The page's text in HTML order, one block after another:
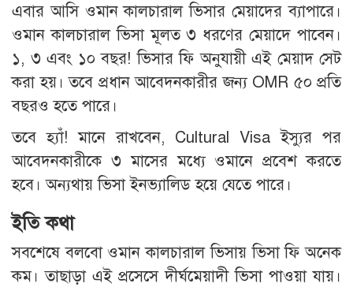
এবার আসি ওমান কালচারাল ভিসার মেয়াদের ব্যাপারে।
ওমান কালচারাল ভিসা মূলত ৩ ধরণের মেয়াদে পাবেন।
১, ৩ এবং ১০ বছর! ভিসার ফি অনুযায়ী এই মেয়াদ সেট
করা হয়। তবে প্রধান আবেদনকারীর জন্য OMR ৫০ প্রতি
বছরও হতে পারে।
তবে হ্যাঁ! মানে রাখবেন, Cultural Visa ইস্যুর পর
আবেদনকারীকে ৩ মাসের মধ্যে ওমানে প্রবেশ করতে
হবে। অন্যথায় ভিসা ইনভ্যালিড হয়ে যেতে পারে।
ইতি কথা
সবশেষে বলবো ওমান কালচারাল ভিসায় ভিসা ফি অনেক
কম। তাছাড়া এই প্রসেসে দীর্ঘমেয়াদী ভিসা পাওয়া যায়।